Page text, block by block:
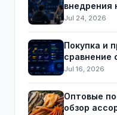
внедрения
Jul 24, 2026
Покупка и
сравнение
Jul 16, 2026
Оптовые
обзор